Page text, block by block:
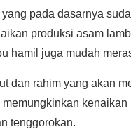
pada dasarnya
produksi asam
hamil juga mudah
dan rahim yang akan
tenggorokan.